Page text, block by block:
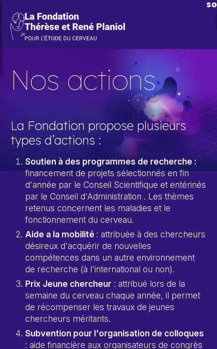
Nos actions
La Fondation propose plusieurs
types d’actions :
Soutien à des programmes de recherche :
financement de projets sélectionnés en fin
d'année par le Conseil Scientifique et entérinés
par le Conseil d'Administration . Les thèmes
retenus concernent les maladies et le
fonctionnement du cerveau.
Aide a la mobilité : attribuée à des chercheurs
désireux d'acquérir de nouvelles
compétences dans un autre environnement
de recherche (à l'international ou non).
Prix Jeune chercheur : attribué lors de la
semaine du cerveau chaque année, il permet
de récompenser les travaux de jeunes
chercheurs méritants.
Subvention pour l'organisation de colloques
: aide financière aux organisateurs de congrès